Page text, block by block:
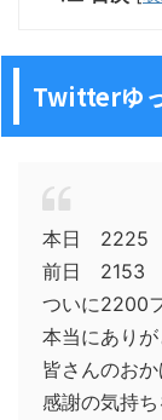
Twitterゆ
本日 2225
前日 2153
ついに2200
本当にあり
皆さんのお
感謝の気持